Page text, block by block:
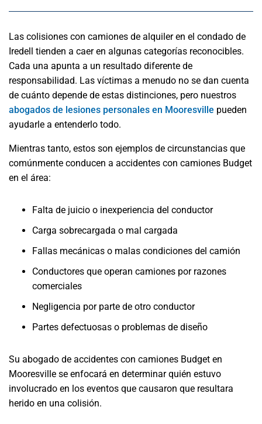
Las colisiones con camiones de alquiler en el condado de
Iredell tienden a caer en algunas categorías reconocibles.
Cada una apunta a un resultado diferente de
responsabilidad. Las víctimas a menudo no se dan cuenta
de cuánto depende de estas distinciones, pero nuestros
abogados de lesiones personales en Mooresville pueden
ayudarle a entenderlo todo.
Mientras tanto, estos son ejemplos de circunstancias que
comúnmente conducen a accidentes con camiones Budget
en el área:
Falta de juicio o inexperiencia del conductor
Carga sobrecargada o mal cargada
Fallas mecánicas o malas condiciones del camión
Conductores que operan camiones por razones
comerciales
Negligencia por parte de otro conductor
Partes defectuosas o problemas de diseño
Su abogado de accidentes con camiones Budget en
Mooresville se enfocará en determinar quién estuvo
involucrado en los eventos que causaron que resultara
herido en una colisión.